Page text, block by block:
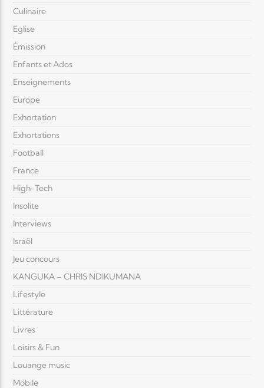
Culinaire
Eglise
Émission
Enfants et Ados
Enseignements
Europe
Exhortation
Exhortations
Football
France
High-Tech
Insolite
Interviews
Israël
Jeu concours
KANGUKA – CHRIS NDIKUMANA
Lifestyle
Littérature
Livres
Loisirs & Fun
Louange music
Mobile